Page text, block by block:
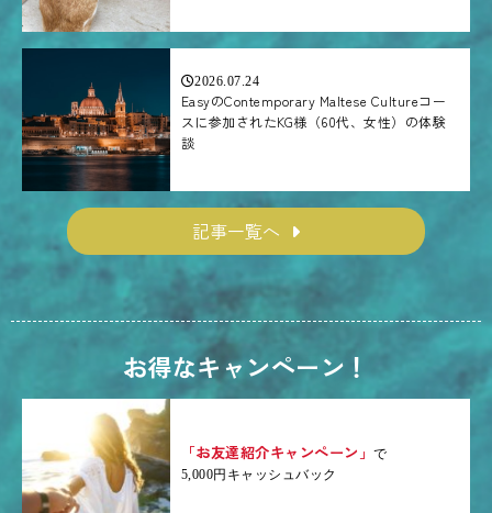
2026.07.24
EasyのContemporary Maltese Cultureコー
スに参加されたKG様（60代、女性）の体験
談
記事一覧へ
お得なキャンペーン！
「お友達紹介キャンペーン」で
5,000円キャッシュバック